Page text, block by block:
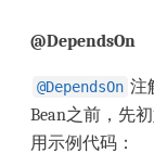
@DependsOn
@DependsOn 注
Bean之前，先
用示例代码：